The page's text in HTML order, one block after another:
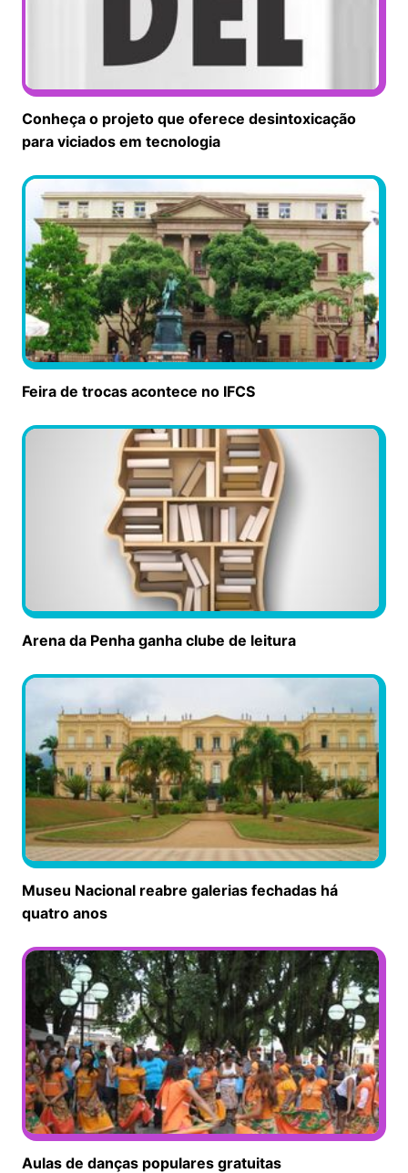
Conheça o projeto que oferece desintoxicação
para viciados em tecnologia
Feira de trocas acontece no IFCS
Arena da Penha ganha clube de leitura
Museu Nacional reabre galerias fechadas há
quatro anos
Aulas de danças populares gratuitas